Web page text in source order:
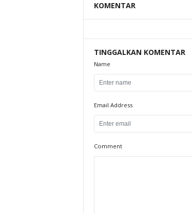
KOMENTAR
TINGGALKAN KOMENTAR
Name
Email Address
Comment